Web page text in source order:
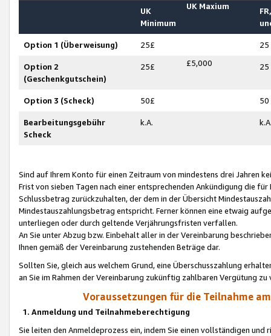
UK
Minimum
UK Maxium
Option 1 (Überweisung) 25£ 25
Option 2
(Geschenkgutschein)
25£ £5,000 25
Option 3 (Scheck) 50£ 50
Bearbeitungsgebühr
Scheck
k.A.
Sind auf Ihrem Konto für einen Zeitraum von mindestens drei Jahren
Frist von sieben Tagen nach einer entsprechenden Ankündigung die
Schlussbetrag zurückzuhalten, der dem in der Übersicht
Mindestauszahlungsbetrag entspricht. Ferner können eine etwaig
unterliegen oder durch geltende Verjährungsfristen verfallen.
An Sie unter Abzug bzw. Einbehalt aller in der Vereinbarung
Ihnen gemäß der Vereinbarung zustehenden Beträge dar.
Sollten Sie, gleich aus welchem Grund, eine Überschusszahlung
an Sie im Rahmen der Vereinbarung zukünftig zahlbaren Vergütung zu
Voraussetzungen für die Teilnahme
1. Anmeldung und Teilnahmeberechtigung
Sie leiten den Anmeldeprozess ein, indem Sie einen vollständigen